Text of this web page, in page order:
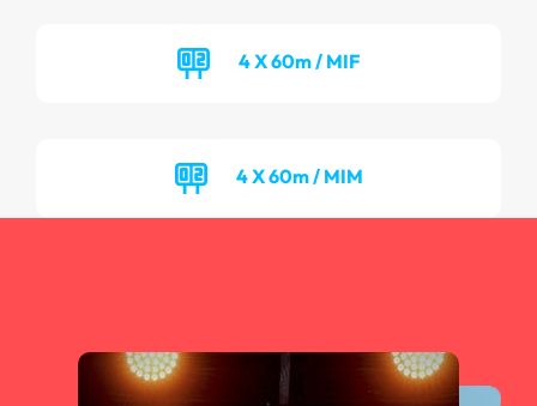
4 X 60m / MIF
4 X 60m / MIM